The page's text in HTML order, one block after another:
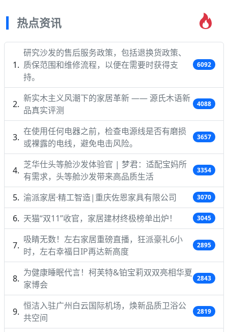
热点资讯
研究沙发的售后服务政策，包括退换货政策、
质保范围和维修流程，以便在需要时获得支
持。
6092
新实木主义风潮下的家居革新 —— 源氏木语新
品真实评测
4088
在使用任何电器之前，检查电源线是否有磨损
或裸露的电线，避免电击风险。
3657
芝华仕头等舱沙发体验官 | 梦君：适配宝妈所
有需求，头等舱沙发带来高品质生活
3354
渝派家居·精工智造|重庆佐恩家具有限公司 3070
天猫“双11”收官，家居建材终极榜单出炉！ 3045
吸睛无数！左右家居重磅直播，狂派豪礼6小
时，左右幸福日IP再达新高度
2895
为健康睡眠代言！柯芙特&铂宝莉双双亮相华夏
家博会
2843
恒洁入驻广州白云国际机场，焕新品质卫浴公
共空间
2819